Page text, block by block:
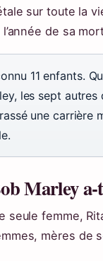
sur toute la
de sa
11 enfants.
les sept autres
une carrière
Marley
seule femme,
mères de